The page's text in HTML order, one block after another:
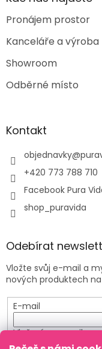
Pronájem prostor
Kanceláře a výroba
Showroom
Odběrné místo
Kontakt
objednavky@
+420 773 788 710
Facebook Pura
shop_puravida
Odebírat
Vložte svůj e-mail a
nových produktech
E-mail
Vložením e-mailu
osobních údajů